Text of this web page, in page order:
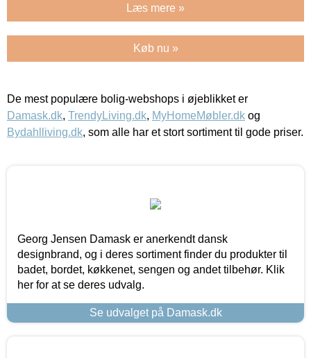
Læs mere »
Køb nu »
De mest populære bolig-webshops i øjeblikket er
Damask.dk, TrendyLiving.dk, MyHomeMøbler.dk og
Bydahlliving.dk, som alle har et stort sortiment til gode priser.
Georg Jensen Damask er anerkendt dansk
designbrand, og i deres sortiment finder du produkter til
badet, bordet, køkkenet, sengen og andet tilbehør. Klik
her for at se deres udvalg.
Se udvalget på Damask.dk